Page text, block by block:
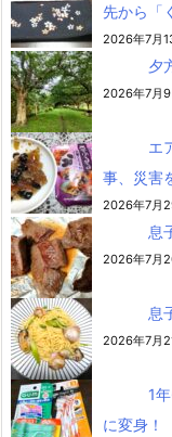
先から「
2026年7月
夕
2026年7月9
エ
事、災害
2026年7月
息
2026年7月
息
2026年7月
1
に変身！